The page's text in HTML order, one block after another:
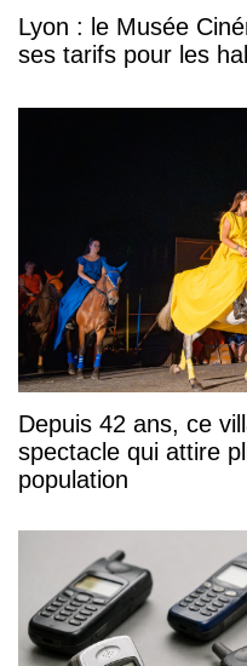
Lyon : le Musée
ses tarifs pour les
Depuis 42 ans, ce
spectacle qui attire
population